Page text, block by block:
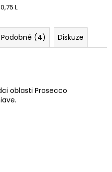
0,75 L
Podobné (4) Diskuze
oblasti Prosecco